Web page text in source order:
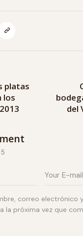
platas
los
del
5
correo electrónico
la próxima vez que